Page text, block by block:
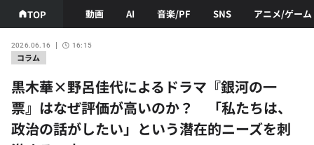
TOP 動画 AI 音楽/PF SNS アニメ/ゲーム
コラム
2026.06.16 16:15
黒木華×野呂佳代によるドラマ『銀河の一
票』はなぜ評価が高いのか？ 「私たちは、
政治の話がしたい」という潜在的ニーズを刺